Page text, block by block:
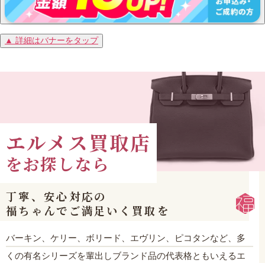
▲ 詳細はバナーをタップ
エルメス買取店
をお探しなら
丁寧、安心対応の
福ちゃんでご満足いく買取を
バーキン、ケリー、ボリード、エヴリン、ピコタンなど、多
くの有名シリーズを輩出しブランド品の代表格ともいえるエ